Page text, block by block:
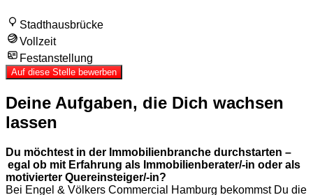
Stadthausbrücke
Vollzeit
Festanstellung
Auf diese Stelle bewerben
Deine Aufgaben, die Dich wachsen
lassen
Du möchtest in der Immobilienbranche durchstarten –
egal ob mit Erfahrung als Immobilienberater/-in oder als
motivierter Quereinsteiger/-in?
Bei Engel & Völkers Commercial Hamburg bekommst Du die